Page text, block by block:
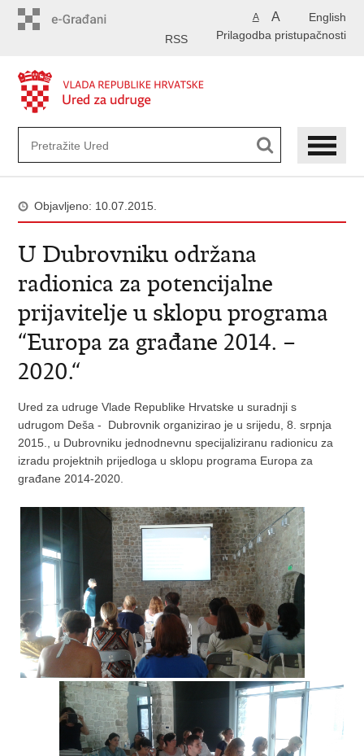
English
A A
Prilagodba pristupačnosti
RSS
Objavljeno: 10.07.2015.
U Dubrovniku održana
radionica za potencijalne
prijavitelje u sklopu programa
“Europa za građane 2014. –
2020.“
Ured za udruge Vlade Republike Hrvatske u suradnji s
udrugom Deša - Dubrovnik organizirao je u srijedu, 8. srpnja
2015., u Dubrovniku jednodnevnu specijaliziranu radionicu za
izradu projektnih prijedloga u sklopu programa Europa za
građane 2014-2020.